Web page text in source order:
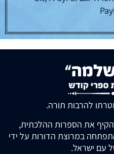
להרבות תורה.
את הספרות ההלכתית,
במרוצת הדורות על ידי
עם ישראל.